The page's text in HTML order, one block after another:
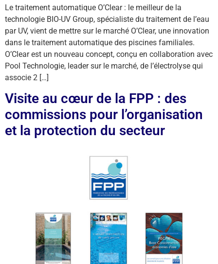
Le traitement automatique O’Clear : le meilleur de la
technologie BIO-UV Group, spécialiste du traitement de l’eau
par UV, vient de mettre sur le marché O’Clear, une innovation
dans le traitement automatique des piscines familiales.
O’Clear est un nouveau concept, conçu en collaboration avec
Pool Technologie, leader sur le marché, de l’électrolyse qui
associe 2 […]
Visite au cœur de la FPP : des
commissions pour l’organisation
et la protection du secteur